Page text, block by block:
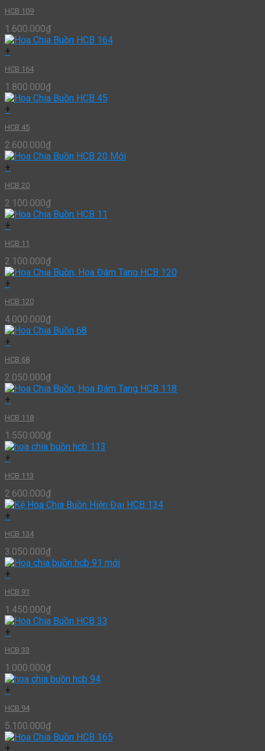
HCB 109
1.600.000₫
+
HCB 164
1.800.000₫
+
HCB 45
2.600.000₫
+
HCB 20
2.100.000₫
+
HCB 11
2.100.000₫
+
HCB 120
4.000.000₫
+
HCB 68
2.050.000₫
+
HCB 118
1.550.000₫
+
HCB 113
2.600.000₫
+
HCB 134
3.050.000₫
+
HCB 91
1.450.000₫
+
HCB 33
1.000.000₫
+
HCB 94
5.100.000₫
+